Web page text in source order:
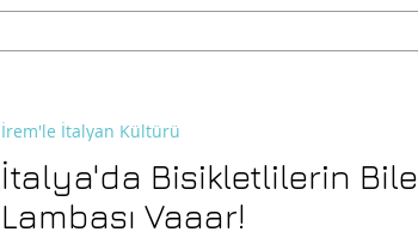
İtalya'da Bisikletlilerin Bile
Lambası Vaaar!
İrem'le İtalyan Kültürü